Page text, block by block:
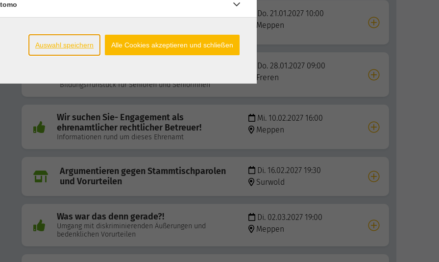
im Bereich der kulturellen Bildung
Do. 21.01.2027 10:00
Meppen
Bildungsfrühstück für Senioren und Seniorinnen
Do. 28.01.2027 09:00
Freren
Wir suchen Sie- Engagement als
ehrenamtlicher rechtlicher Betreuer!
Informationen rund um dieses Ehrenamt
Mi. 10.02.2027 16:00
Meppen
Argumentieren gegen Stammtischparolen
und Vorurteilen
Di. 16.02.2027 19:30
Surwold
Was war das denn gerade?!
Umgang mit diskriminierenden Äußerungen und
bedenklichen Vorurteilen
Di. 02.03.2027 19:00
Meppen
Auswahl speichern Alle Cookies akzeptieren und schließen